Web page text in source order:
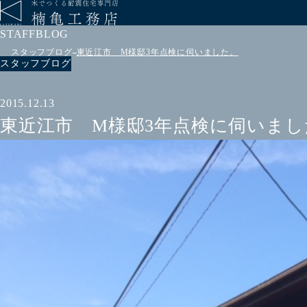
STAFFBLOG
スタッフブログ 東近江市 M様邸3年点検に伺いました。
スタッフブログ
2015.12.13
東近江市 M様邸3年点検に伺いま